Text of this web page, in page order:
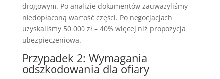
drogowym. Po analizie dokumentów zauważyliśmy
niedopłaconą wartość części. Po negocjacjach
uzyskaliśmy 50 000 zł – 40% więcej niż propozycja
ubezpieczeniowa.
Przypadek 2: Wymagania
odszkodowania dla ofiary